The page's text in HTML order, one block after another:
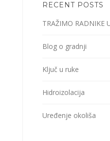
RECENT POSTS
TRAŽIMO RADNIKE
Blog o gradnji
Ključ u ruke
Hidroizolacija
Uređenje okoliša